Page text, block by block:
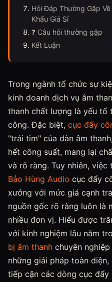
Hỏi Đáp Thường Gặp
Khấu Giá Sỉ
❓ Câu hỏi thường gặp
Kết Luận
Trong ngành tổ chức sự
kinh doanh dịch vụ âm
thanh chất lượng là yếu tố
công. Đặc biệt, cục đẩy
"trái tim" của dàn âm
hết công suất, mang lại
và rõ ràng. Tuy nhiên,
Bảo Hùng Audio cục đẩy
xưởng với mức giá cạnh
nguồn gốc rõ ràng luôn là
nhiều đơn vị. Hiểu được
với kinh nghiệm lâu năm
bị âm thanh chuyên
những giải pháp toàn
tiếp cận các dòng cục